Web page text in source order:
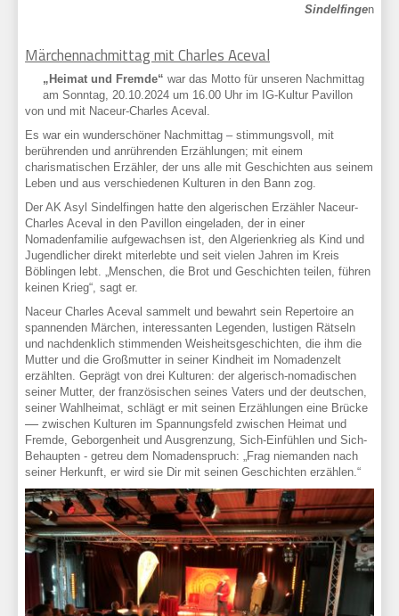
Sindelfingen
Märchennachmittag mit Charles Aceval
„Heimat und Fremde“ war das Motto für unseren Nachmittag
am Sonntag, 20.10.2024 um 16.00 Uhr im IG-Kultur Pavillon
von und mit Naceur-Charles Aceval.
Es war ein wunderschöner Nachmittag – stimmungsvoll, mit
berührenden und anrührenden Erzählungen; mit einem
charismatischen Erzähler, der uns alle mit Geschichten aus seinem
Leben und aus verschiedenen Kulturen in den Bann zog.
Der AK Asyl Sindelfingen hatte den algerischen Erzähler Naceur-
Charles Aceval in den Pavillon eingeladen, der in einer
Nomadenfamilie aufgewachsen ist, den Algerienkrieg als Kind und
Jugendlicher direkt miterlebte und seit vielen Jahren im Kreis
Böblingen lebt. „Menschen, die Brot und Geschichten teilen, führen
keinen Krieg“, sagt er.
Naceur Charles Aceval sammelt und bewahrt sein Repertoire an
spannenden Märchen, interessanten Legenden, lustigen Rätseln
und nachdenklich stimmenden Weisheitsgeschichten, die ihm die
Mutter und die Großmutter in seiner Kindheit im Nomadenzelt
erzählten. Geprägt von drei Kulturen: der algerisch-nomadischen
seiner Mutter, der französischen seines Vaters und der deutschen,
seiner Wahlheimat, schlägt er mit seinen Erzählungen eine Brücke
– zwischen Kulturen im Spannungsfeld zwischen Heimat und
Fremde, Geborgenheit und Ausgrenzung, Sich-Einfühlen und Sich-
Behaupten - getreu dem Nomadenspruch: „Frag niemanden nach
seiner Herkunft, er wird sie Dir mit seinen Geschichten erzählen.“